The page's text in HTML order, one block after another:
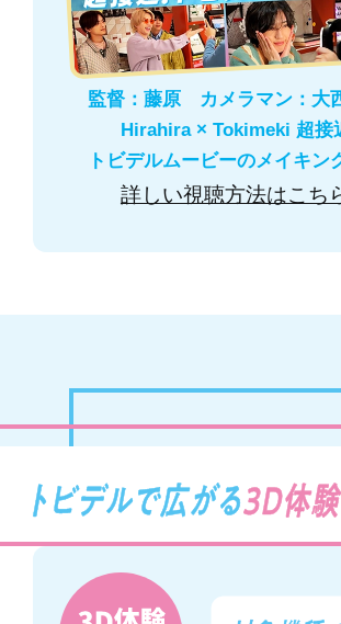
監督：藤原 カメラマン：大
Hirahira × Tokimeki 超接
トビデルムービーのメイキン
詳しい視聴方法はこち